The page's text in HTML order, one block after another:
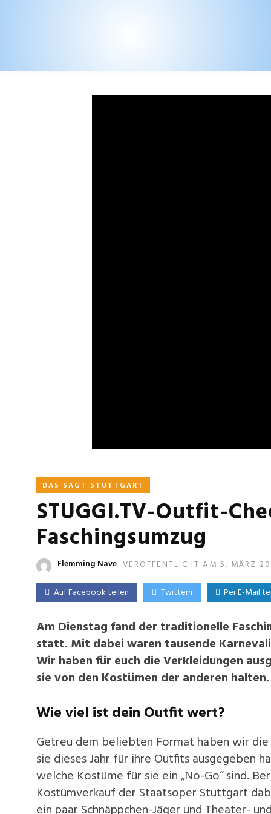
DAS SAGT STUTTGART
STUGGI.TV-Outfit-
Faschingsumzug
Flemming Nave VERÖFFENTLICHT AM 5. MÄRZ
Auf Facebook teilen Twittern Per E-Mail
Am Dienstag fand der traditionelle
statt. Mit dabei waren tausende
Wir haben für euch die Verkleidungen
sie von den Kostümen der anderen halten.
Wie viel ist dein Outfit wert?
Getreu dem beliebten Format haben wir
sie dieses Jahr für ihre Outfits ausgegeben
welche Kostüme für sie ein „No-Go“ sind.
Kostümverkauf der Staatsoper Stuttgart